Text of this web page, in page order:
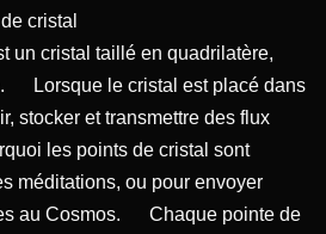
cristal
un cristal taillé en quadrilatère,
Lorsque le cristal est placé dans
stocker et transmettre des flux
les points de cristal sont
méditations, ou pour envoyer
au Cosmos. Chaque pointe de